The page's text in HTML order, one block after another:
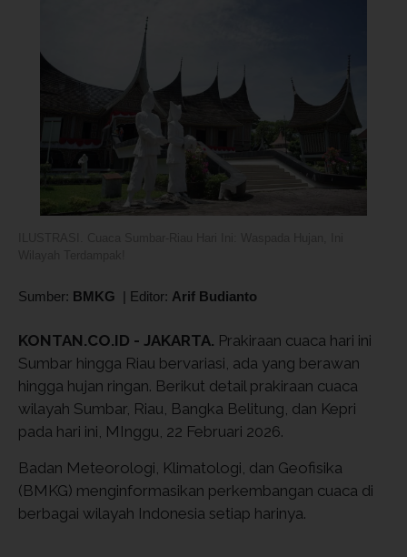
Sumber: BMKG | Editor: Arif Budianto
KONTAN.CO.ID - JAKARTA. Prakiraan cuaca hari ini
Sumbar hingga Riau bervariasi, ada yang berawan
hingga hujan ringan. Berikut detail prakiraan cuaca
wilayah Sumbar, Riau, Bangka Belitung, dan Kepri
pada hari ini, MInggu, 22 Februari 2026.
Badan Meteorologi, Klimatologi, dan Geofisika
(BMKG) menginformasikan perkembangan cuaca di
berbagai wilayah Indonesia setiap harinya.